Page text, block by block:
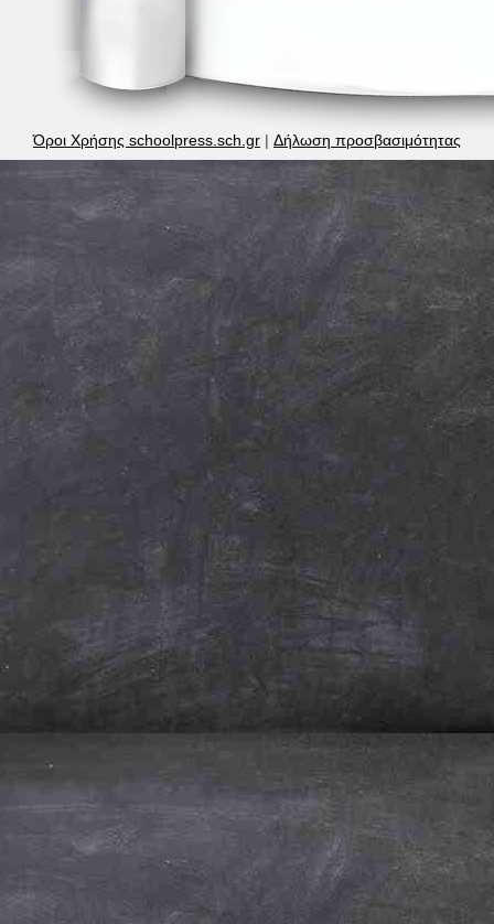
Όροι Χρήσης schoolpress.sch.gr | Δήλωση προσβασιμότητας